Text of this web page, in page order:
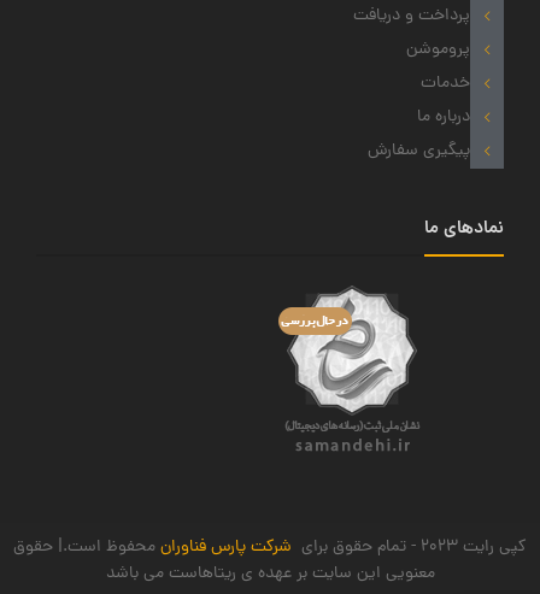
پرداخت و دریافت
پروموشن
خدمات
درباره ما
پیگیری سفارش
نمادهای ما
کپی رایت 2023 - تمام حقوق برای شرکت پارس فناورانمحفوظ است.| حقوق
معنویی این سایت بر عهده ی ریتاهاست می باشد